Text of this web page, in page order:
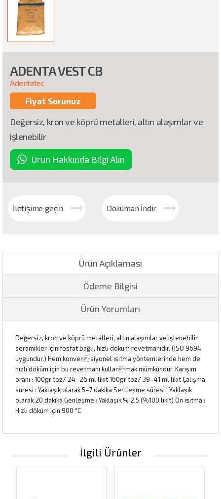
ADENTA VEST CB
Adentatec
Fiyat Sorunuz
Değersiz, kron ve köprü metalleri, altın alaşımlar ve
işlenebilir
Ürün Hakkında Bilgi Alın
İletişime geçin Döküman İndir
Ürün Açıklaması
Ödeme Bilgisi
Ürün Yorumları
Değersiz, kron ve köprü metalleri, altın alaşımlar ve işlenebilir
seramikler için fosfat bağlı, hızlı döküm revetmanıdır. (ISO 9694
uygundur.) Hem konvensiyonel ısıtma yöntemlerinde hem de
hızlı döküm için bu revetmanı kullanmak mümkündür. Karışım
oranı : 100gr toz/ 24–26 ml likit 160gr toz/ 39–41 ml likit Çalışma
süresi : Yaklaşık olarak 5–7 dakika Sertleşme süresi : Yaklaşık
olarak 20 dakika Genleşme : Yaklaşık % 2,5 (%100 likit) Ön ısıtma :
Hızlı döküm için 900 °C
İlgili Ürünler